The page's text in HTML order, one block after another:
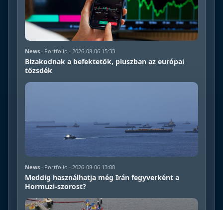
News · Portfolio · 2026-08-06 15:33
Bizakodnak a befektetők, pluszban az európai
tőzsdék
News · Portfolio · 2026-08-06 13:00
Meddig használhatja még Irán fegyverként a
Hormuzi-szorost?